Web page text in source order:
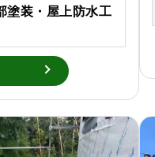
塗装・屋上防水工